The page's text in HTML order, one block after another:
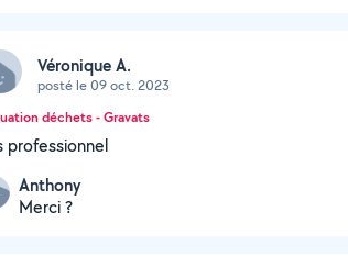
Véronique A.
posté le 09 oct. 2023
déchets - Gravats
professionnel
Anthony
Merci ?